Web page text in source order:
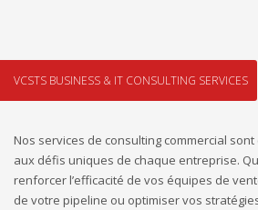
VCSTS BUSINESS & IT CONSULTING SERVICES
Nos services de consulting commercial
aux défis uniques de chaque entreprise.
renforcer l’efficacité de vos équipes de
de votre pipeline ou optimiser vos